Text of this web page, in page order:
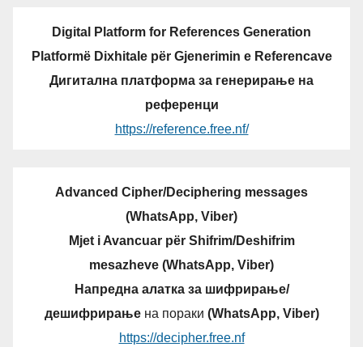
Digital Platform for References Generation
Platformë Dixhitale për Gjenerimin e Referencave
Дигитална платформа за генерирање на
референци
https://reference.free.nf/
Advanced Cipher/Deciphering messages
(WhatsApp, Viber)
Mjet i Avancuar për Shifrim/Deshifrim
mesazheve (WhatsApp, Viber)
Напредна алатка за шифрирање/
дешифрирањена пораки (WhatsApp, Viber)
https://decipher.free.nf